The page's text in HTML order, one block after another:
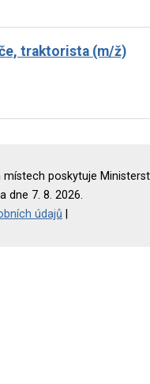
traktorista (m/ž)
poskytuje
dne 7. 8. 2026.
údajů